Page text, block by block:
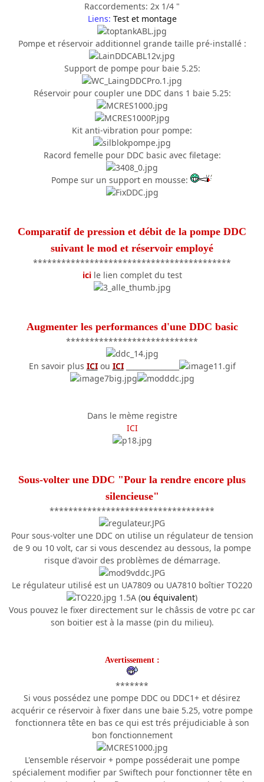
Raccordements: 2x 1/4 "
Liens: Test et montage
Pompe et réservoir additionnel grande taille pré-installé :
Support de pompe pour baie 5.25:
Réservoir pour coupler une DDC dans 1 baie 5.25:
Kit anti-vibration pour pompe:
Racord femelle pour DDC basic avec filetage:
Pompe sur un support en mousse:
Comparatif de pression et débit de la pompe DDC
suivant le mod et réservoir employé
******************************************
ici le lien complet du test
Augmenter les performances d'une DDC basic
****************************
En savoir plus ICIou ICI_______________
Dans le mème registre
ICI
Sous-volter une DDC "Pour la rendre encore plus
silencieuse"
***********************************
Pour sous-volter une DDC on utilise un régulateur de tension
de 9 ou 10 volt, car si vous descendez au dessous, la pompe
risque d'avoir des problèmes de démarrage.
Le régulateur utilisé est un UA7809 ou UA7810 boîtier TO220
1.5A (ou équivalent)
Vous pouvez le fixer directement sur le châssis de votre pc car
son boitier est à la masse (pin du milieu).
Avertissement :
*******
Si vous possédez une pompe DDC ou DDC1+ et désirez
acquérir ce réservoir à fixer dans une baie 5.25, votre pompe
fonctionnera tête en bas ce qui est trés préjudiciable à son
bon fonctionnement
L'ensemble réservoir + pompe posséderait une pompe
spécialement modifier par Swiftech pour fonctionner tête en